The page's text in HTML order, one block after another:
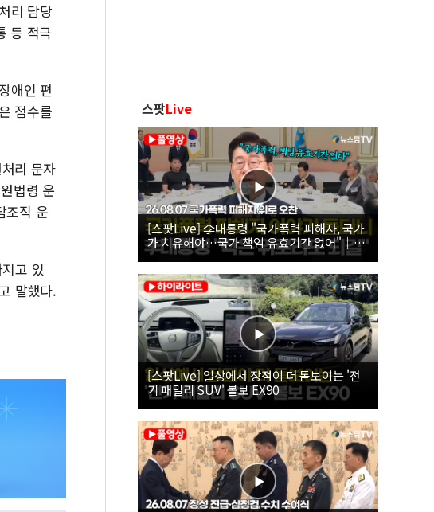
리 담당
등 적극
애인 편
점수를
리 문자
법령 운
조직 운
고 있
말했다.
스팟Live
[스팟Live] 李대통령 "국가폭력 피해자, 국가
가 치유해야…국가 책임 유효기간 없어"｜
26.08.07 국가폭력 피해자 위로 오찬
[스팟Live] 일상에서 장점이 더 돋보이는 '전
기 패밀리 SUV' 볼보 EX90